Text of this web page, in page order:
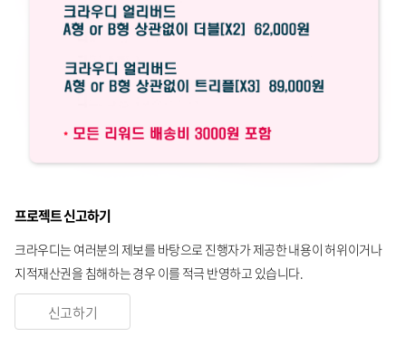
프로젝트 신고하기
크라우디는 여러분의 제보를 바탕으로 진행자가 제공한 내용이 허위이거나
지적재산권을 침해하는 경우 이를 적극 반영하고 있습니다.
신고하기